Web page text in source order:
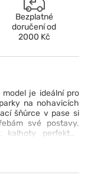
Bezplatné
doručení od
2000 Kč
je ideální pro
na nohavicích
šňůrce v pase si
své postavy.
perfektně
Také na 5 -
barvách, rozbité